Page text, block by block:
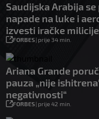
Saudijska Arabija
napade na luke i
izvesti iračke
FORBES| prije 34 min.
Ariana Grande
pauza „nije
negativnosti“
FORBES| prije 42 min.